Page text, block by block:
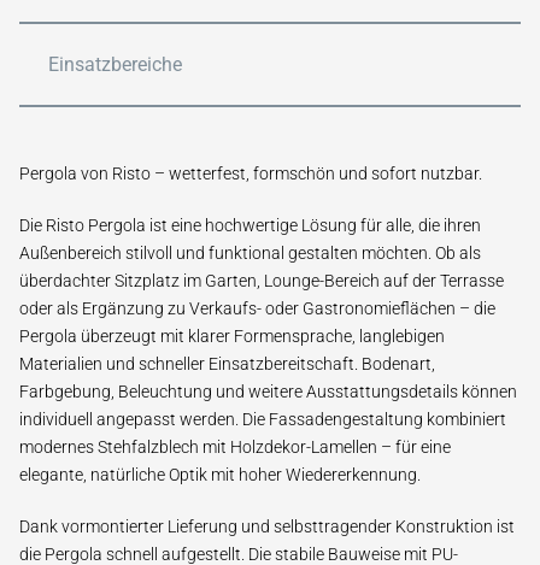
Einsatzbereiche
Pergola von Risto – wetter­fest, form­schön und sofort nutz­bar.
Die Risto Pergola ist eine hoch­wertige Lösung für alle, die ihren
Außen­bereich stilvoll und funktional gestalten möchten. Ob als
überdachter Sitz­platz im Garten, Lounge-Bereich auf der Terrasse
oder als Ergänzung zu Verkaufs- oder Gastronomie­flächen – die
Pergola überzeugt mit klarer Formen­sprache, langlebigen
Materialien und schneller Einsatz­bereitschaft. Bodenart,
Farbgebung, Beleuchtung und weitere Ausstattungs­details können
individuell angepasst werden. Die Fassaden­gestaltung kombiniert
modernes Stehfalz­blech mit Holzdekor-Lamellen – für eine
elegante, natürliche Optik mit hoher Wieder­erkennung.
Dank vormontierter Lieferung und selbsttragender Konstruktion ist
die Pergola schnell aufgestellt. Die stabile Bauweise mit PU-